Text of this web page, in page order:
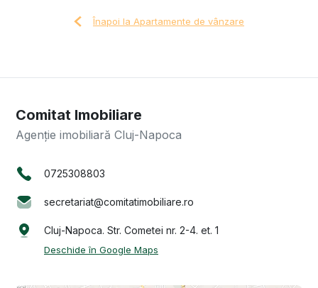
Înapoi la Apartamente de vânzare
Comitat Imobiliare
Agenție imobiliară Cluj-Napoca
0725308803
secretariat@comitatimobiliare.ro
Cluj-Napoca. Str. Cometei nr. 2-4. et. 1
Deschide în Google Maps